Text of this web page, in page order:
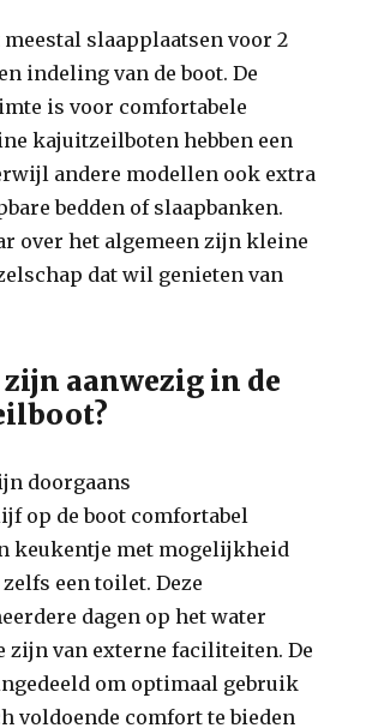
slaapplaatsen voor 2
indeling van de boot. De
is voor comfortabele
kajuitzeilboten hebben een
andere modellen ook extra
bedden of slaapbanken.
over het algemeen zijn kleine
dat wil genieten van
aanwezig in de
doorgaans
op de boot comfortabel
keukentje met mogelijkheid
een toilet. Deze
dagen op het water
van externe faciliteiten. De
om optimaal gebruik
voldoende comfort te bieden